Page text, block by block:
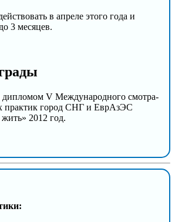
в апреле этого года и
3 месяцев.
дипломом V Международного смотра-
практик город СНГ и ЕврАзЭС
жить» 2012 год.